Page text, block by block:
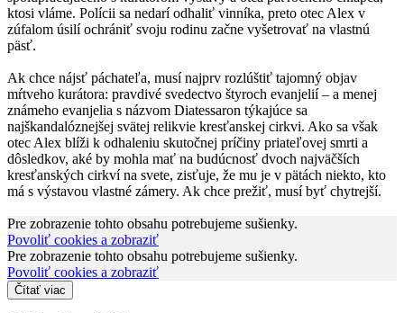
ktosi vláme. Polícii sa nedarí odhaliť vinníka, preto otec Alex v
zúfalom úsilí ochrániť svoju rodinu začne vyšetrovať na vlastnú
päsť.
Ak chce nájsť páchateľa, musí najprv rozlúštiť tajomný objav
mŕtveho kurátora: pravdivé svedectvo štyroch evanjelií – a menej
známeho evanjelia s názvom Diatessaron týkajúce sa
najškandalóznejšej svätej relikvie kresťanskej cirkvi. Ako sa však
otec Alex blíži k odhaleniu skutočnej príčiny priateľovej smrti a
dôsledkov, aké by mohla mať na budúcnosť dvoch najväčších
kresťanských cirkví na svete, zisťuje, že mu je v pätách niekto, kto
má s výstavou vlastné zámery. Ak chce prežiť, musí byť chytrejší.
Pre zobrazenie tohto obsahu potrebujeme sušienky.
Povoliť cookies a zobraziť
Pre zobrazenie tohto obsahu potrebujeme sušienky.
Povoliť cookies a zobraziť
Čítať viac